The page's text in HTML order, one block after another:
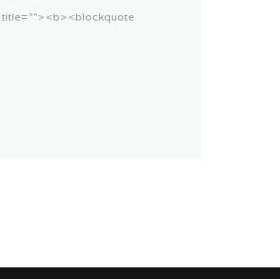
<b> <blockquote